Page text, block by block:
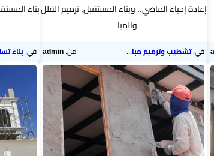
إعادة إحياء الماضي.. وبناء المستقبل: ترميم الفلل
والمبا...
في:تشطيب وترميم مباني من:admin
بناء
في: بناء